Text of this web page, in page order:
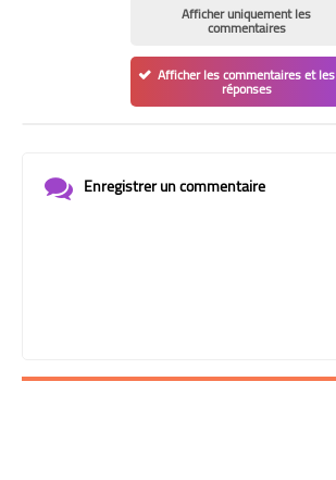
Afficher uniquement les
commentaires
Afficher les commentaires et les
réponses
Enregistrer un commentaire